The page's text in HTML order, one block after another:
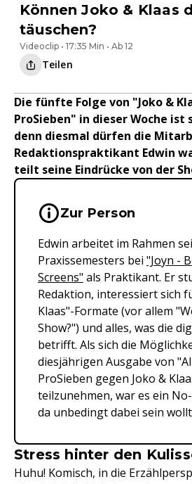
Können Joko & Klaas
täuschen?
Videoclip • 17:35 Min • Ab 12
Teilen
Die fünfte Folge von "Joko &
ProSieben" in dieser Woche ist
denn diesmal dürfen die
Redaktionspraktikant Edwin
teilt seine Eindrücke von der
Wichtige Hinweise
Zur Person
Edwin arbeitet im Rahmen
Praxissemesters bei "Joyn -
Screens" als Praktikant. Er
Redaktion, interessiert sich
Klaas"-Formate (vor allem
Show?") und alles, was die
betrifft. Als sich die
diesjährigen Ausgabe von
ProSieben gegen Joko &
teilzunehmen, war es ein
da unbedingt dabei sein
Stress hinter den
Huhu! Komisch, in die